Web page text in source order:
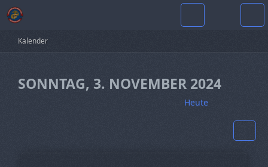
Kalender
SONNTAG, 3. NOVEMBER 2024
Heute